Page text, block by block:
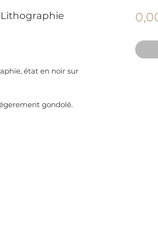
Lithographie
état en noir sur
gondolé.